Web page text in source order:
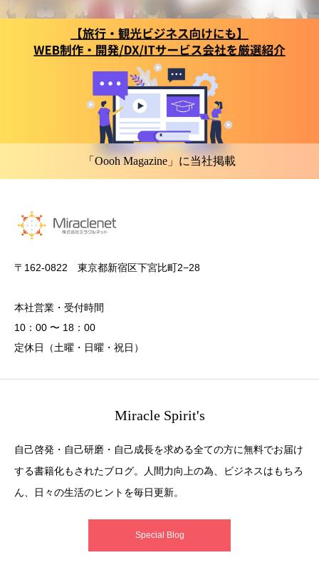
「Oooh Magazine」に当社掲載
〒162-0822 東京都新宿区下宮比町2−28
本社営業・受付時間
10：00 〜 18：00
定休日（土曜・日曜・祝日）
Miracle Spirit's
自己啓発・自己研磨・自己成長を求める全ての方に無料でお届け
する書籍化もされたブログ。人間力向上の為、ビジネスはもちろ
ん、日々の生活のヒントを毎日更新。
Special Blog